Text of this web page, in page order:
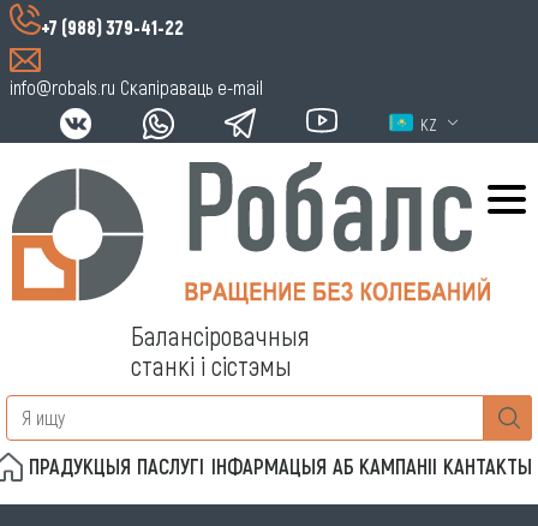
+7 (988) 379-41-22
info@robals.ru Скапіраваць e-mail
KZ
Балансіровачныя
станкі і сістэмы
ПРАДУКЦЫЯ ПАСЛУГІ ІНФАРМАЦЫЯ АБ КАМПАНІІ КАНТАКТЫ